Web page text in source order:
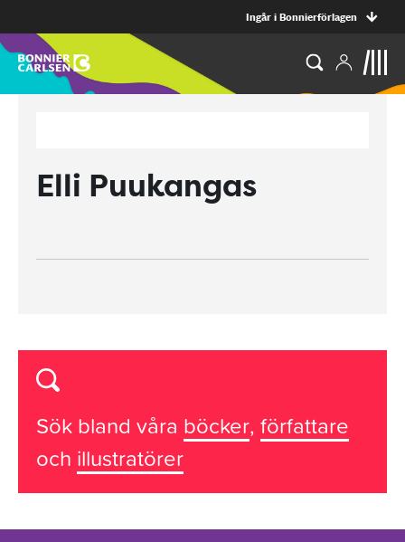
Ingår i Bonnierförlagen
Elli Puukangas
Sök bland våra böcker, författare
och illustratörer